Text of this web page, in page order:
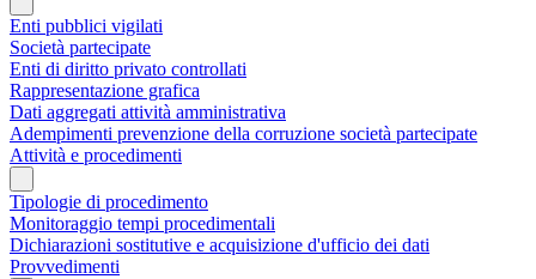
Enti pubblici vigilati
Società partecipate
Enti di diritto privato controllati
Rappresentazione grafica
Dati aggregati attività amministrativa
Adempimenti prevenzione della corruzione società partecipate
Attività e procedimenti
Tipologie di procedimento
Monitoraggio tempi procedimentali
Dichiarazioni sostitutive e acquisizione d'ufficio dei dati
Provvedimenti